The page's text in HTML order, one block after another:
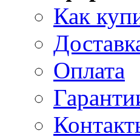
Как
Оплата